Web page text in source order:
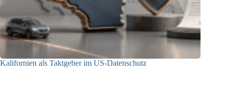
Kalifornien als Taktgeber im US-Datenschutz